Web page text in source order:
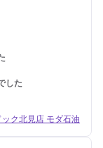
した
ック北見店 モダ石油